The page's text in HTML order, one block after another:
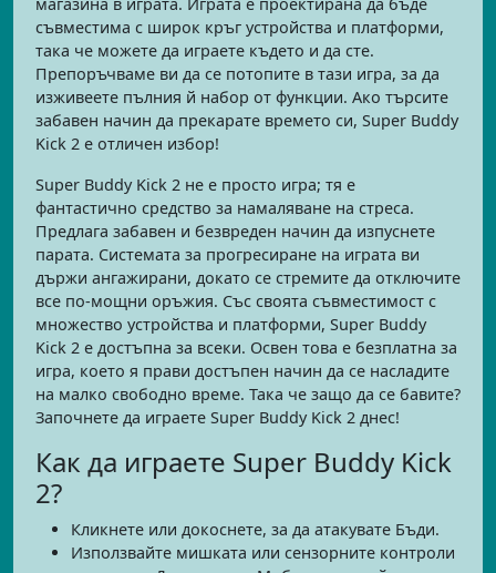
съвместима с широк кръг устройства и платформи,
така че можете да играете където и да сте.
Препоръчваме ви да се потопите в тази игра, за да
изживеете пълния й набор от функции. Ако търсите
забавен начин да прекарате времето си, Super Buddy
Kick 2 е отличен избор!
Super Buddy Kick 2 не е просто игра; тя е
фантастично средство за намаляване на стреса.
Предлага забавен и безвреден начин да изпуснете
парата. Системата за прогресиране на играта ви
държи ангажирани, докато се стремите да отключите
все по-мощни оръжия. Със своята съвместимост с
множество устройства и платформи, Super Buddy
Kick 2 е достъпна за всеки. Освен това е безплатна за
игра, което я прави достъпен начин да се насладите
на малко свободно време. Така че защо да се бавите?
Започнете да играете Super Buddy Kick 2 днес!
Как да играете Super Buddy Kick
2?
Кликнете или докоснете, за да атакувате Бъди.
Използвайте мишката или сензорните контроли